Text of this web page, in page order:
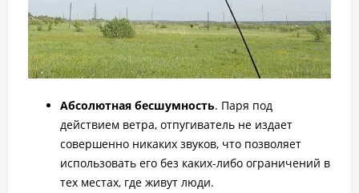
Абсолютная бесшумность. Паря под
действием ветра, отпугиватель не издает
совершенно никаких звуков, что позволяет
использовать его без каких-либо ограничений в
тех местах, где живут люди.